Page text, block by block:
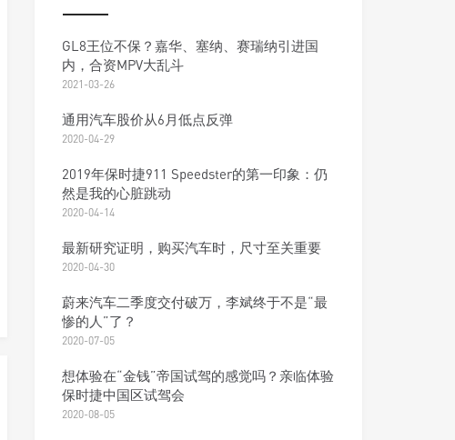
GL8王位不保？嘉华、塞纳、赛瑞纳引进国
内，合资MPV大乱斗
2021-03-26
通用汽车股价从6月低点反弹
2020-04-29
2019年保时捷911 Speedster的第一印象：仍
然是我的心脏跳动
2020-04-14
最新研究证明，购买汽车时，尺寸至关重要
2020-04-30
蔚来汽车二季度交付破万，李斌终于不是“最
惨的人”了？
2020-07-05
想体验在“金钱”帝国试驾的感觉吗？亲临体验
保时捷中国区试驾会
2020-08-05